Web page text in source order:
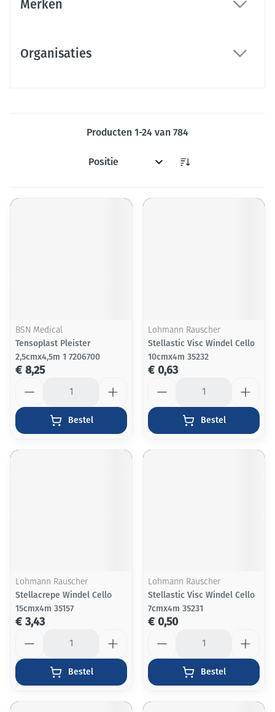
Merken
Organisaties
Producten 1-24 van 784
Sorteer op:
BSN Medical
Tensoplast Pleister
2,5cmx4,5m 1 7206700
€ 8,25
Bestel
Lohmann Rauscher
Stellastic Visc Windel Cello
10cmx4m 35232
€ 0,63
Bestel
Lohmann Rauscher
Stellacrepe Windel Cello
15cmx4m 35157
€ 3,43
Bestel
Lohmann Rauscher
Stellastic Visc Windel Cello
7cmx4m 35231
€ 0,50
Bestel